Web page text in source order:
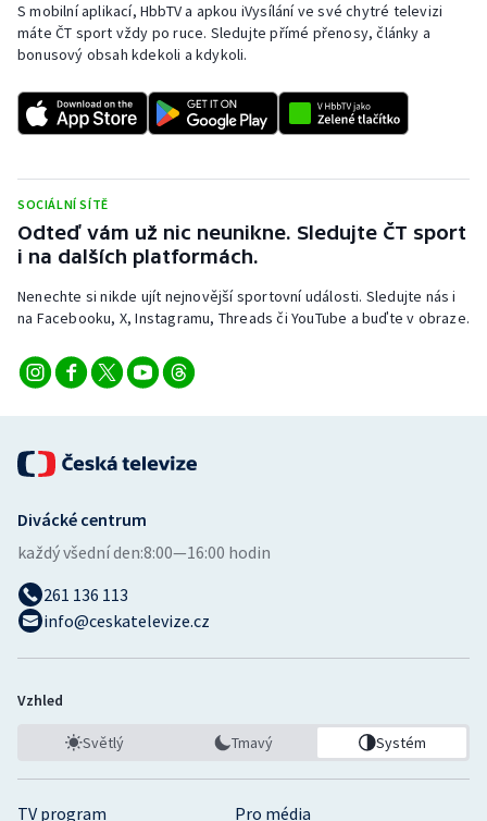
S mobilní aplikací, HbbTV a apkou iVysílání ve své chytré televizi
máte ČT sport vždy po ruce. Sledujte přímé přenosy, články a
bonusový obsah kdekoli a kdykoli.
SOCIÁLNÍ SÍTĚ
Odteď vám už nic neunikne. Sledujte ČT sport
i na dalších platformách.
Nenechte si nikde ujít nejnovější sportovní události. Sledujte nás i
na Facebooku, X, Instagramu, Threads či YouTube a buďte v obraze.
TV program Pro média
Divácké centrum
každý všední den:8:00—16:00 hodin
261 136 113
info@ceskatelevize.cz
Vzhled
Světlý Tmavý Systém